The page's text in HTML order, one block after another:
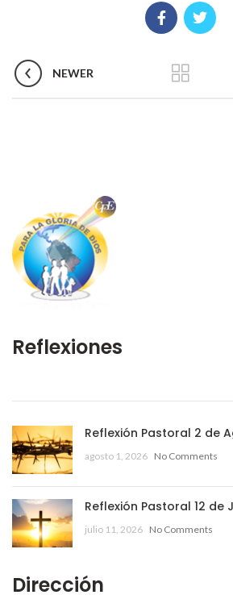
NEWER
Reflexiones
Reflexión Pastoral 2 de
agosto 1, 2026 No Comments
Reflexión Pastoral 12 de
julio 11, 2026 No Comments
Dirección